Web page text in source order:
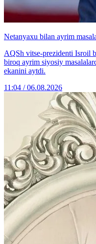
Netanyaxu bilan ayrim
AQSh vitse-prezidenti Isroil
biroq ayrim siyosiy
ekanini aytdi.
11:04 / 06.08.2026